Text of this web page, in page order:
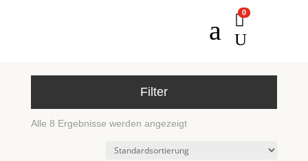
a 0
U
Filter
Alle 8 Ergebnisse werden angezeigt